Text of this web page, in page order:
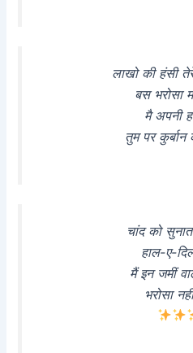
लाखो की हंसी
बस भरोसा
मै अपनी
तुम पर
चांद को
हाल-ए-
मैं इन जमीं
भरोसा